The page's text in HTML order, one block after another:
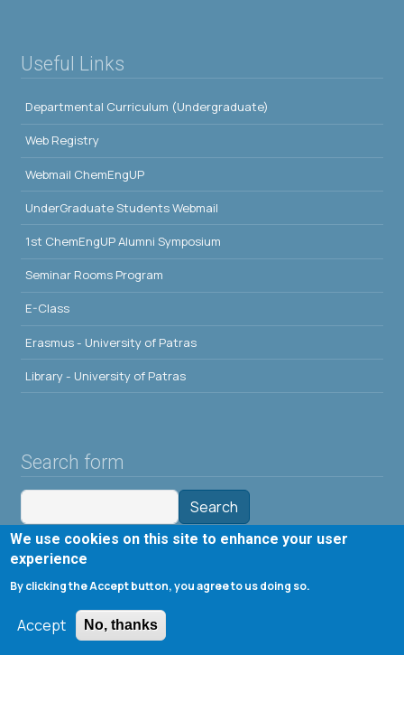
Useful Links
Departmental Curriculum (Undergraduate)
Web Registry
Webmail ChemEngUP
UnderGraduate Students Webmail
1st ChemEngUP Alumni Symposium
Seminar Rooms Program
E-Class
Erasmus - University of Patras
Library - University of Patras
Search form
Search
Tools
Μενού λογαριασμού χρήστη
Log in
We use cookies on this site to enhance your user
experience
By clicking the Accept button, you agree to us doing so.
Accept No, thanks